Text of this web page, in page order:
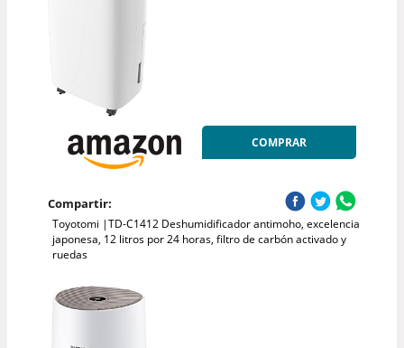
COMPRAR
Compartir:
Toyotomi |TD-C1412 Deshumidificador antimoho, excelencia
japonesa, 12 litros por 24 horas, filtro de carbón activado y
ruedas